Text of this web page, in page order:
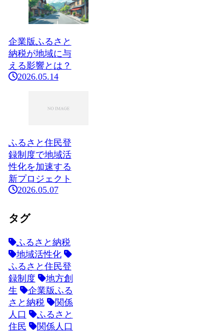
企業版ふるさと
納税が地域に与
える影響とは？
2026.05.14
ふるさと住民登
録制度で地域活
性化を加速する
新プロジェクト
2026.05.07
タグ
ふるさと納税
地域活性化
ふるさと住民登
録制度
地方創
生
企業版ふる
さと納税
関係
人口
ふるさと
住民
関係人口